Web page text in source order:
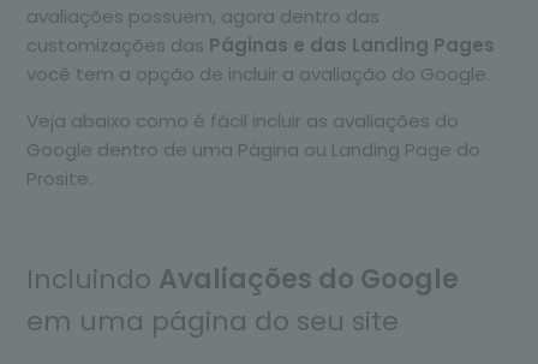
avaliações possuem, agora dentro das
customizações das Páginas e das Landing Pages
você tem a opção de incluir a avaliação do Google.
Veja abaixo como é fácil incluir as avaliações do
Google dentro de uma Página ou Landing Page do
Prosite.
Incluindo Avaliações do Google
em uma página do seu site